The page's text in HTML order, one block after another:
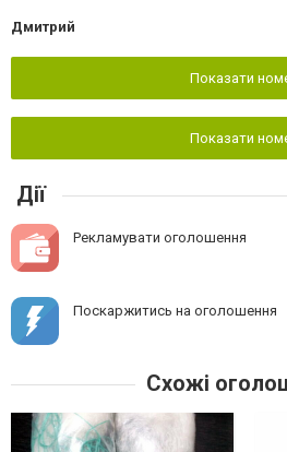
Дмитрий
Показати
Показати
Дії
Рекламувати оголошення
Поскаржитись на оголошення
Схожі